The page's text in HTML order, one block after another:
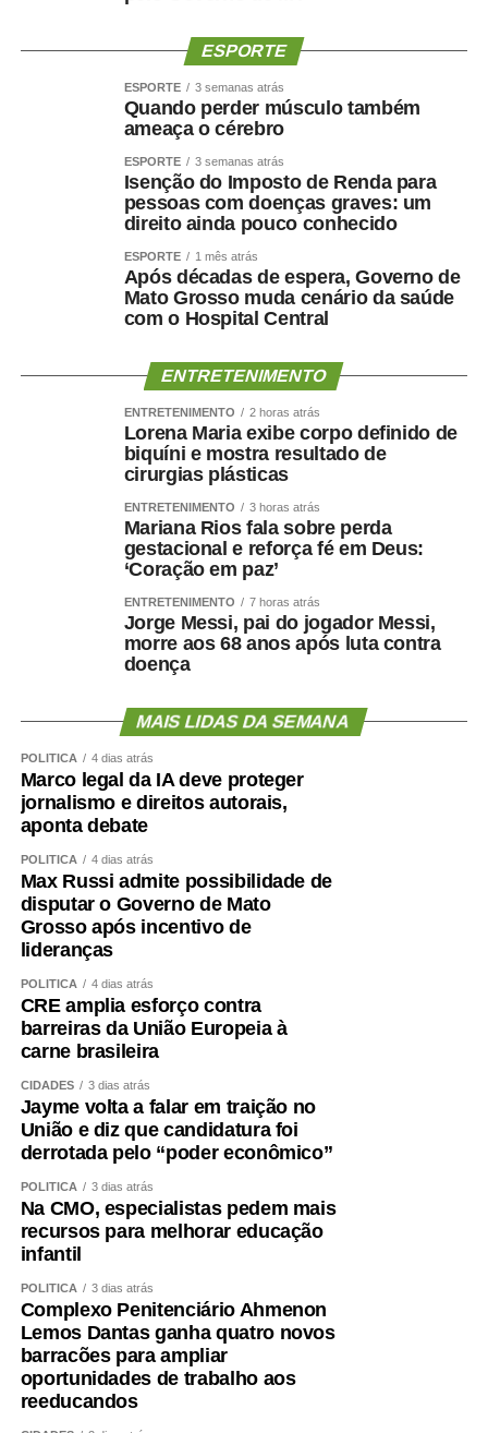
qualidade de vida da população”, explicou.
Os 34º Jogos Olímpicos de Sinop e os 3º Jogos
Paralímpicos de Sinop integram a programação do
Festeja Sinop 2026. Promovido pela Prefeitura de Sinop,
o Festeja Sinop 2026 será realizado de 30 de agosto a 14
de setembro, em celebração aos 52 anos de fundação do
município. O calendário oficial das festividades será
divulgado nos próximos dias pela Prefeitura de Sinop.
COMENTE ABAIXO:
WhatsApp
Facebook
Twitter
Messenger
LinkedIn
Share
ESPORTE
ESPORTE 3 semanas atrás
Quando perder músculo também
ameaça o cérebro
ESPORTE 3 semanas atrás
Isenção do Imposto de Renda para
pessoas com doenças graves: um
direito ainda pouco conhecido
ESPORTE 1 mês atrás
Após décadas de espera, Governo de
Mato Grosso muda cenário da saúde
com o Hospital Central
ENTRETENIMENTO
ENTRETENIMENTO 2 horas atrás
Lorena Maria exibe corpo definido de
biquíni e mostra resultado de
cirurgias plásticas
ENTRETENIMENTO 3 horas atrás
Mariana Rios fala sobre perda
gestacional e reforça fé em Deus:
‘Coração em paz’
ENTRETENIMENTO 7 horas atrás
Jorge Messi, pai do jogador Messi,
morre aos 68 anos após luta contra
doença
MAIS LIDAS DA SEMANA
POLÍTICA 4 dias atrás
Marco legal da IA deve proteger
jornalismo e direitos autorais,
aponta debate
POLÍTICA 4 dias atrás
Max Russi admite possibilidade de
disputar o Governo de Mato
Grosso após incentivo de
lideranças
POLÍTICA 4 dias atrás
CRE amplia esforço contra
barreiras da União Europeia à
carne brasileira
CIDADES 3 dias atrás
Jayme volta a falar em traição no
União e diz que candidatura foi
derrotada pelo “poder econômico”
POLÍTICA 3 dias atrás
Na CMO, especialistas pedem mais
recursos para melhorar educação
infantil
POLÍTICA 3 dias atrás
Complexo Penitenciário Ahmenon
Lemos Dantas ganha quatro novos
barracões para ampliar
oportunidades de trabalho aos
reeducandos